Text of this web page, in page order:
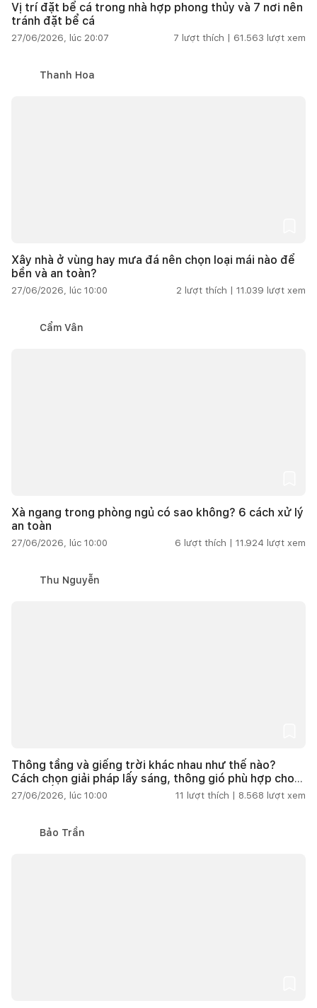
Vị trí đặt bể cá trong nhà hợp phong thủy và 7 nơi nên
tránh đặt bể cá
27/06/2026, lúc 20:07 7 lượt thích | 61.563 lượt xem
Thanh Hoa
Xây nhà ở vùng hay mưa đá nên chọn loại mái nào để
bền và an toàn?
27/06/2026, lúc 10:00 2 lượt thích | 11.039 lượt xem
Cẩm Vân
Xà ngang trong phòng ngủ có sao không? 6 cách xử lý
an toàn
27/06/2026, lúc 10:00 6 lượt thích | 11.924 lượt xem
Thu Nguyễn
Thông tầng và giếng trời khác nhau như thế nào?
Cách chọn giải pháp lấy sáng, thông gió phù hợp cho
nhà phố
27/06/2026, lúc 10:00 11 lượt thích | 8.568 lượt xem
Bảo Trần